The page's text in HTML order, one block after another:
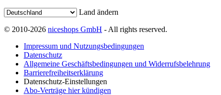
Land ändern
© 2010-2026 niceshops GmbH - All rights reserved.
Impressum und Nutzungsbedingungen
Datenschutz
Allgemeine Geschäftsbedingungen und Widerrufsbelehrung
Barrierefreiheitserklärung
Datenschutz-Einstellungen
Abo-Verträge hier kündigen